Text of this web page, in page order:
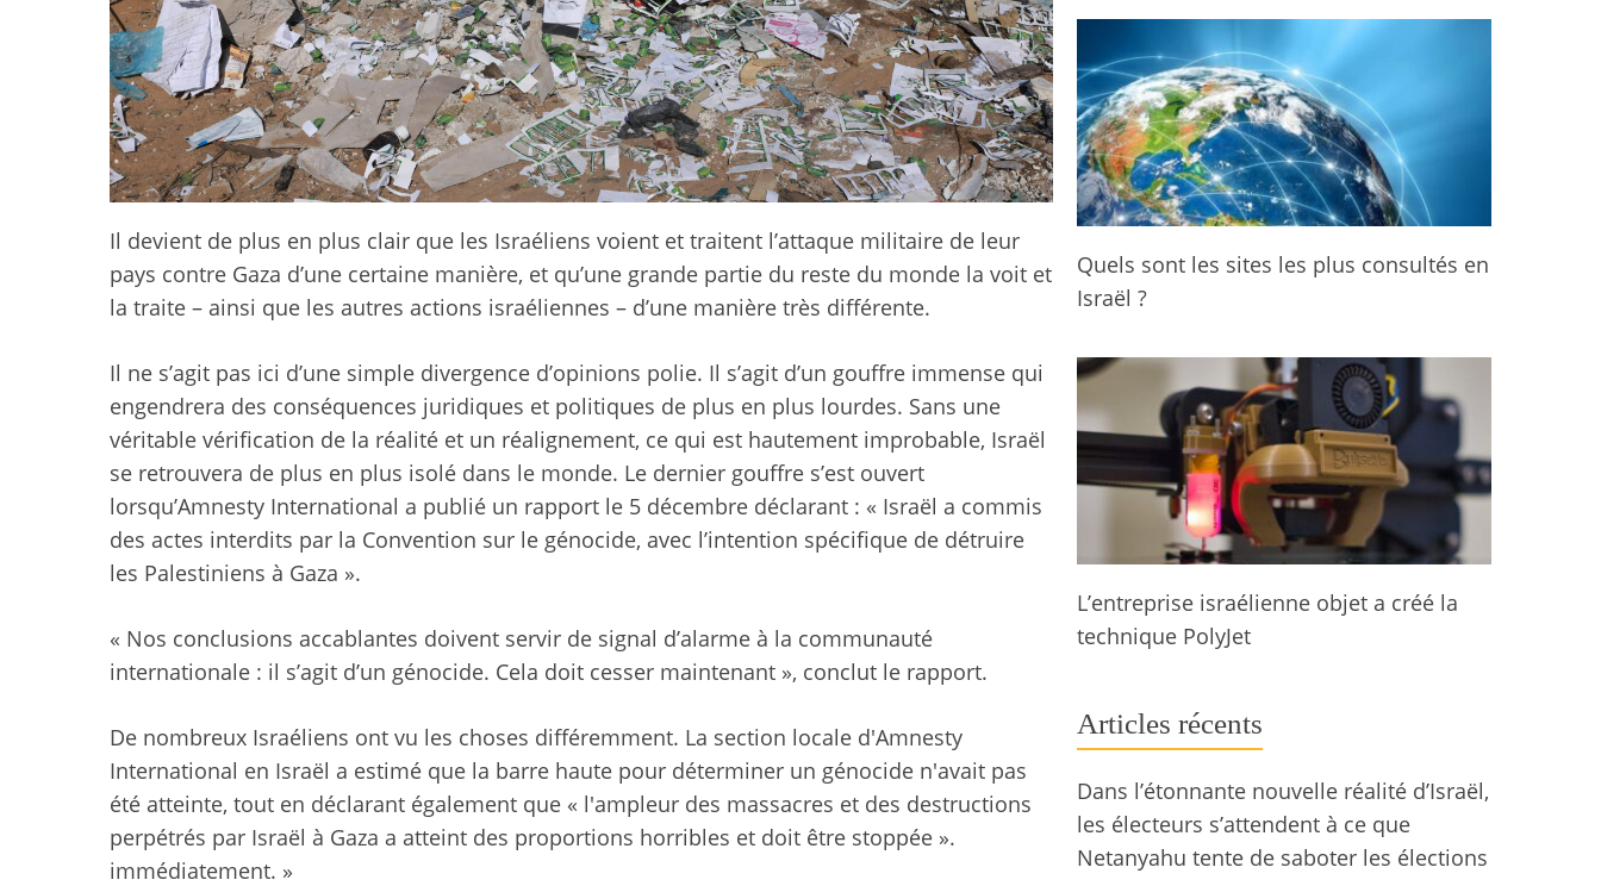
Il devient de plus en plus clair que les Israéliens voient et traitent l’attaque militaire de leur
pays contre Gaza d’une certaine manière, et qu’une grande partie du reste du monde la voit et
la traite – ainsi que les autres actions israéliennes – d’une manière très différente.
Il ne s’agit pas ici d’une simple divergence d’opinions polie. Il s’agit d’un gouffre immense qui
engendrera des conséquences juridiques et politiques de plus en plus lourdes. Sans une
véritable vérification de la réalité et un réalignement, ce qui est hautement improbable, Israël
se retrouvera de plus en plus isolé dans le monde. Le dernier gouffre s’est ouvert
lorsqu’Amnesty International a publié un rapport le 5 décembre déclarant : « Israël a commis
des actes interdits par la Convention sur le génocide, avec l’intention spécifique de détruire
les Palestiniens à Gaza ».
« Nos conclusions accablantes doivent servir de signal d’alarme à la communauté
internationale : il s’agit d’un génocide. Cela doit cesser maintenant », conclut le rapport.
De nombreux Israéliens ont vu les choses différemment. La section locale d'Amnesty
International en Israël a estimé que la barre haute pour déterminer un génocide n'avait pas
été atteinte, tout en déclarant également que « l'ampleur des massacres et des destructions
perpétrés par Israël à Gaza a atteint des proportions horribles et doit être stoppée ».
immédiatement. »
Quels sont les sites les plus consultés en
Israël ?
L’entreprise israélienne objet a créé la
technique PolyJet
Articles récents
Dans l’étonnante nouvelle réalité d’Israël,
les électeurs s’attendent à ce que
Netanyahu tente de saboter les élections